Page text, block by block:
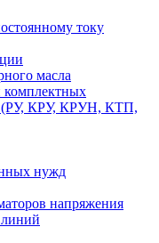
току
масла
комплектных
(РУ, КРУ, КРУН, КТП,
нужд
напряжения